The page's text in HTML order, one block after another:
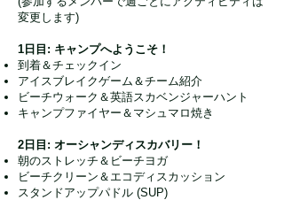
変更します)
1日目: キャンプへようこそ！
到着＆チェックイン
アイスブレイクゲーム＆チーム紹介
ビーチウォーク＆英語スカベンジャーハント
キャンプファイヤー＆マシュマロ焼き
2日目: オーシャンディスカバリー！
朝のストレッチ＆ビーチヨガ
ビーチクリーン＆エコディスカッション
スタンドアップパドル (SUP)